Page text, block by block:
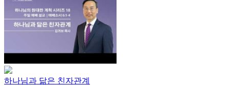
하나님과 닮은 친자관계